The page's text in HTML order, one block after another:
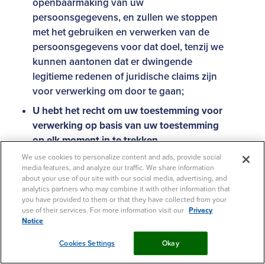
openbaarmaking van uw
persoonsgegevens, en zullen we stoppen
met het gebruiken en verwerken van de
persoonsgegevens voor dat doel, tenzij we
kunnen aantonen dat er dwingende
legitieme redenen of juridische claims zijn
voor verwerking om door te gaan;
U hebt het recht om uw toestemming voor
verwerking op basis van uw toestemming
op elk moment in te trekken.
Houd er rekening mee dat we in sommige
omstandigheden mogelijk niet in staat zijn om
volledig aan uw verzoek te voldoen, zoals
wanneer dit uiterst onpraktisch is, als het de
rechten van anderen in gevaar brengt, of als het
niet wettelijk vereist is, maar in die
We use cookies to personalize content and ads, provide social
media features, and analyze our traffic. We share information
about your use of our site with our social media, advertising, and
analytics partners who may combine it with other information that
you have provided to them or that they have collected from your
use of their services. For more information visit our
Privacy
Notice
Cookies Settings Okay